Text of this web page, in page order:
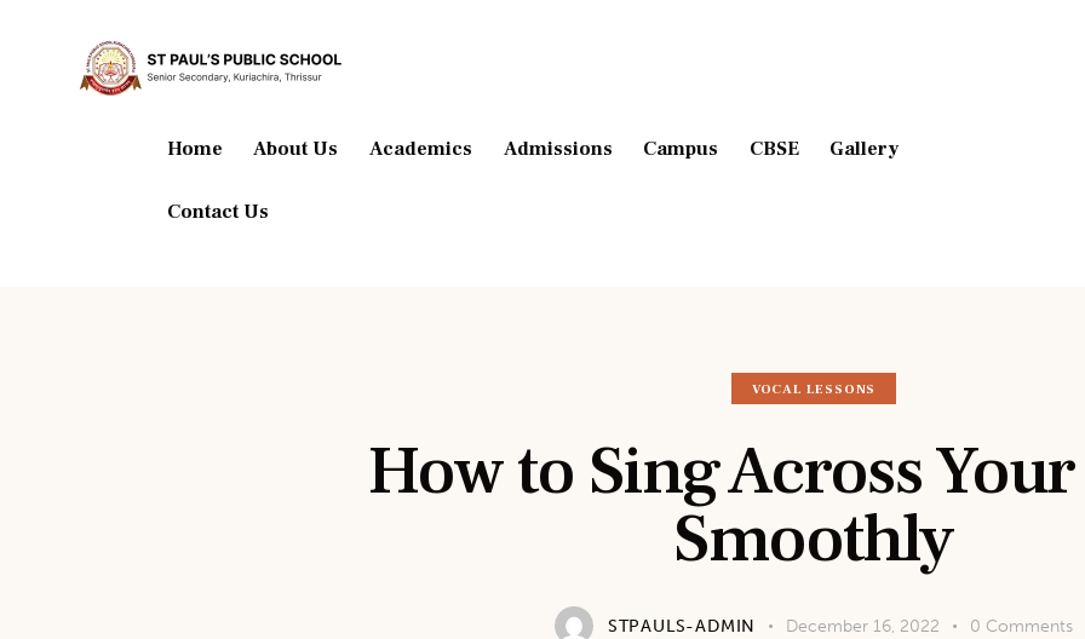
Home About Us Academics Admissions Campus CBSE Gallery
Contact Us
VOCAL LESSONS
How to Sing Across
Smoothly
STPAULS-ADMIN December 16, 2022 0 Comments